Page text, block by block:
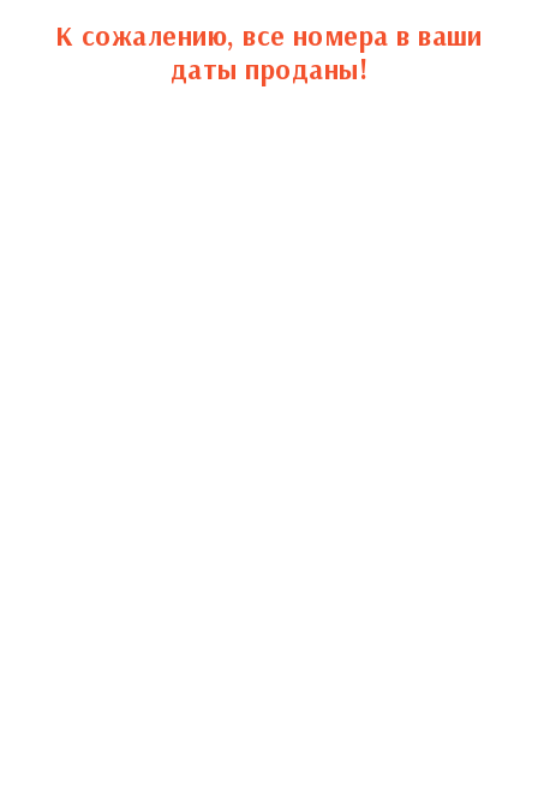
К сожалению, все номера в ваши
даты проданы!